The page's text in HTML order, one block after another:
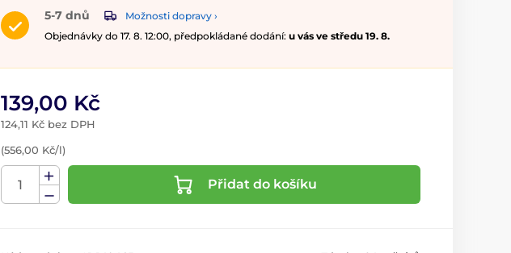
5-7 dnů
Možnosti dopravy ›
Objednávky do 17. 8. 12:00, předpokládané dodání: u vás ve středu 19. 8.
139,00 Kč
124,11 Kč bez DPH
(556,00 Kč/l)
Přidat do košíku